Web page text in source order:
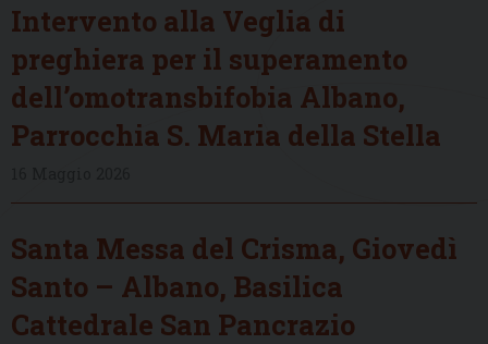
Intervento alla Veglia di
preghiera per il superamento
dell’omotransbifobia Albano,
Parrocchia S. Maria della Stella
Santa Messa del Crisma, Giovedì
Santo – Albano, Basilica
Cattedrale San Pancrazio